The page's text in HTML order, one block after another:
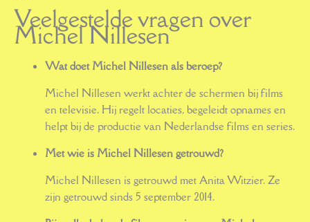
Veelgestelde vragen over
Michel Nillesen
Wat doet Michel Nillesen als beroep?
Michel Nillesen werkt achter de schermen bij films
en televisie. Hij regelt locaties, begeleidt opnames en
helpt bij de productie van Nederlandse films en series.
Met wie is Michel Nillesen getrouwd?
Michel Nillesen is getrouwd met Anita Witzier. Ze
zijn getrouwd sinds 5 september 2014.